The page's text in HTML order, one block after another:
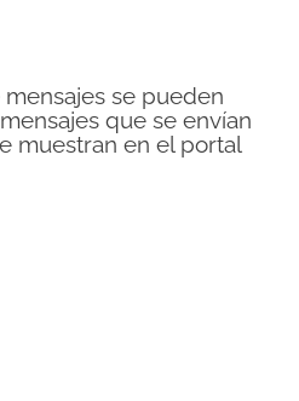
se pueden
que se envían
muestran en el portal